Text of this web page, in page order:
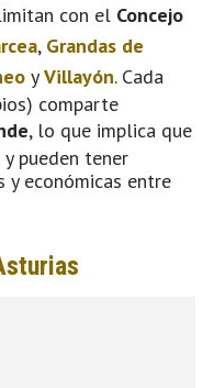
con el Concejo
, Grandas de
yVillayón. Cada
comparte
, lo que implica que
pueden tener
y económicas entre